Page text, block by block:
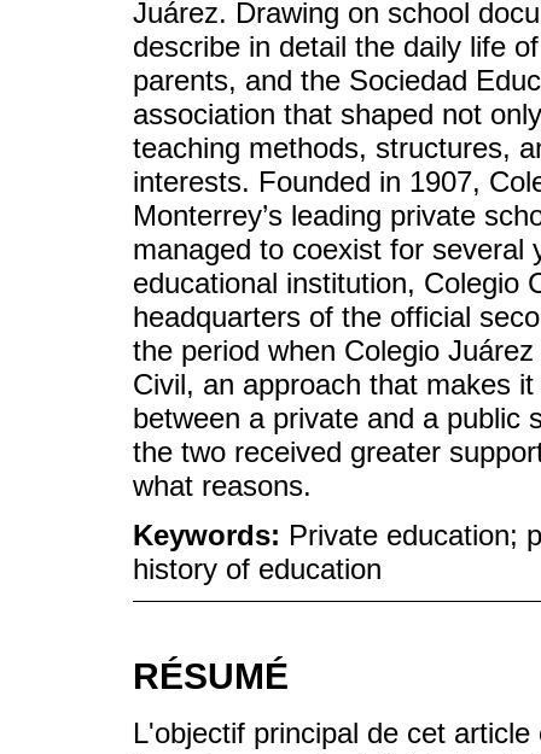
Juárez. Drawing on school
describe in detail the daily life
parents, and the Sociedad
association that shaped not
teaching methods, structures,
interests. Founded in 1907,
Monterrey’s leading private
managed to coexist for several
educational institution, Colegio
headquarters of the official
the period when Colegio
Civil, an approach that makes
between a private and a public
the two received greater
what reasons.
Keywords: Private education;
history of education
RÉSUMÉ
L'objectif principal de cet